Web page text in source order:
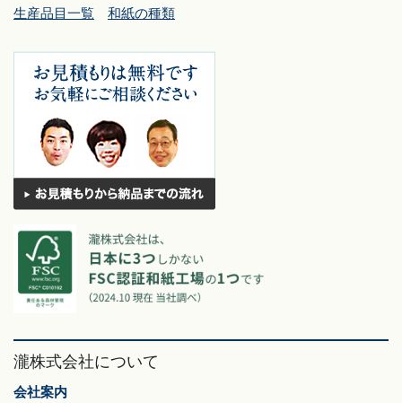
生産品目一覧 和紙の種類
瀧株式会社について
会社案内